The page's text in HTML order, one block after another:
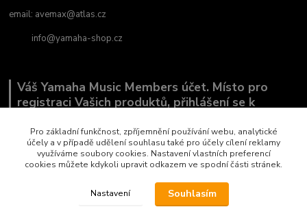
email: avemax@atlas.cz
info@yamaha-shop.cz
Váš Yamaha Music Members účet. Místo pro
registraci Vašich produktů, přihlášení se k
co Vás zajímá.
Pro základní funkčnost, zpříjemnění používání webu, analytické
účely a v případě udělení souhlasu také pro účely cílení reklamy
využíváme soubory cookies. Nastavení vlastních preferencí
cookies můžete kdykoli upravit odkazem ve spodní části stránek.
Nastavení Souhlasím